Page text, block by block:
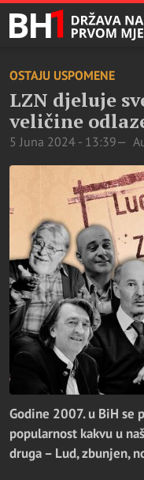
OSTAJU USPOMENE
LZN djeluje
veličine
5 Juna 2024 - 13:39
Godine 2007. u BiH
popularnost kakvu u
druga – Lud, zbunjen,